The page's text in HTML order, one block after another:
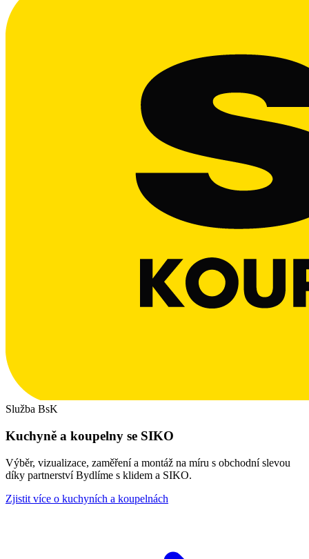
Služba BsK
Kuchyně a koupelny se SIKO
Výběr, vizualizace, zaměření a montáž na míru s obchodní slevou
díky partnerství Bydlíme s klidem a SIKO.
Zjistit více o kuchyních a koupelnách